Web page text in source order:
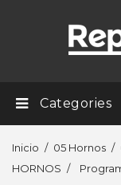
Categories
Inicio 05 Hornos
HORNOS